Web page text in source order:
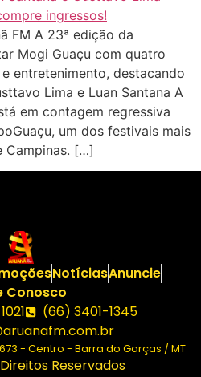
FM A 23ª edição da
Mogi Guaçu com quatro
entretenimento, destacando
Lima e Luan Santana A
em contagem regressiva
um dos festivais mais
Campinas. […]
NotíciasAnuncie
Conosco
(66) 3401-1345
- Centro - Barra do Garças / MT
Reservados